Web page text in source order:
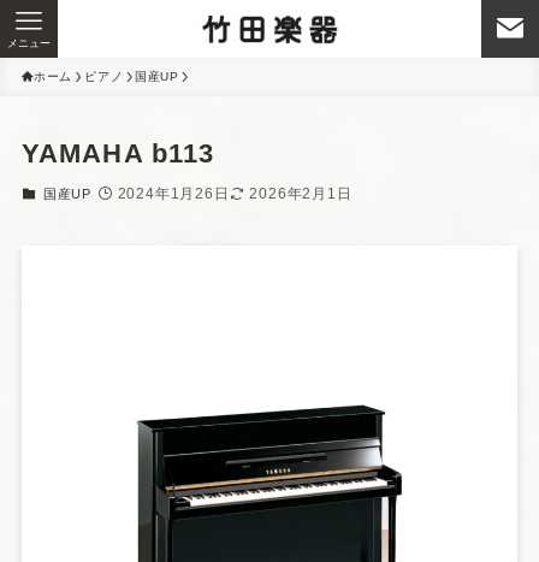
メニュー
ホーム ピアノ 国産UP
YAMAHA b113
国産UP 2024年1月26日 2026年2月1日